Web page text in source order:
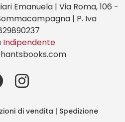
Emanuela | Via Roma, 106 -
| P. Iva
Indipendente
di vendita | Spedizione